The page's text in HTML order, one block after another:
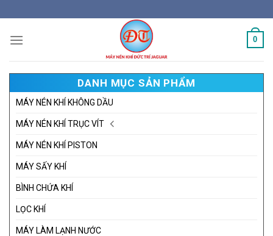
to
content
0
DANH MỤC SẢN PHẨM
MÁY NÉN KHÍ KHÔNG DẦU
MÁY NÉN KHÍ TRỤC VÍT
MÁY NÉN KHÍ PISTON
MÁY SẤY KHÍ
BÌNH CHỨA KHÍ
LỌC KHÍ
MÁY LÀM LẠNH NƯỚC